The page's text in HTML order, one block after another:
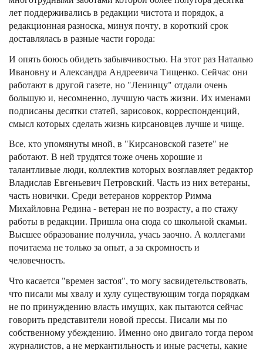
лет поддерживались в редакции чистота и порядок, а
редакционная разноска, минуя почту, в короткий срок
доставлялась в разные части города:
И опять боюсь обидеть забывчивостью. На этот раз Наталью
Ивановну и Александра Андреевича Тищенко. Сейчас они
работают в другой газете, но "Ленинцу" отдали очень
большую и, несомненно, лучшую часть жизни. Их именами
подписаны десятки статей, зарисовок, корреспонденций,
смысл которых сделать жизнь кирсановцев лучше и чище.
Все, кто упомянуты мной, в "Кирсановской газете" не
работают. В ней трудятся тоже очень хорошие и
талантливые люди, коллектив которых возглавляет редактор
Владислав Евгеньевич Петровский. Часть из них ветераны,
часть новички. Среди ветеранов корректор Римма
Михайловна Редина - ветеран не по возрасту, а по стажу
работы в редакции. Пришла она сюда со школьной скамьи.
Высшее образование получила, учась заочно. А коллегами
почитаема не только за опыт, а за скромность и
человечность.
Что касается "времен застоя", то могу засвидетельствовать,
что писали мы хвалу и хулу существующим тогда порядкам
не по принуждению власть имущих, как пытаются сейчас
говорить представители новой прессы. Писали мы по
собственному убеждению. Именно оно двигало тогда пером
журналистов, а не меркантильность и иные расчеты, какие